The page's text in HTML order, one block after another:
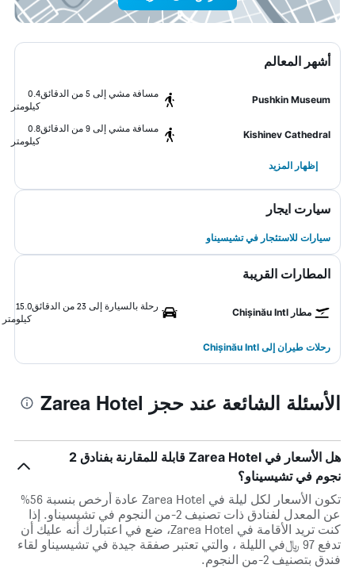
أشهر المعالم
Pushkin Museum
مسافة مشي إلى 5 من الدقائق
0.4
كيلومتر
Kishinev Cathedral
مسافة مشي إلى 9 من الدقائق
0.8
كيلومتر
إظهار المزيد
سيارت ايجار
سيارات للاستئجار في تشيسيناو
المطارات القريبة
مطار Chișinău Intl
رحلة بالسيارة إلى 23 من الدقائق
15.0
كيلومتر
رحلات طيران إلى Chișinău Intl
الأسئلة الشائعة عند حجز Zarea Hotel
هل الأسعار في Zarea Hotel قابلة للمقارنة بفنادق 2
نجوم في تشيسيناو؟
تكون الأسعار لكل ليلة في Zarea Hotel عادة أرخص بنسبة 56%
عن المعدل لفنادق ذات تصنيف 2-من النجوم في تشيسيناو. إذا
كنت تريد الأقامة في Zarea Hotel، ضع في اعتبارك أنه عليك أن
تدفع 97 ﷼في الليلة ، والتي تعتبر صفقة جيدة في تشيسيناو لقاء
فندق بتصنيف 2-من النجوم.